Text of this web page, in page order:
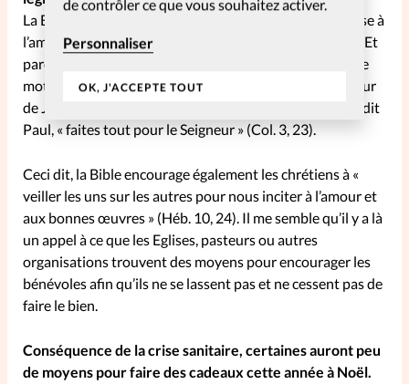
de contrôler ce que vous souhaitez activer.
Personnaliser
OK, J'ACCEPTE TOUT
La Bible présente le service chrétien comme une réponse à
l’amour de Dieu: parce qu’il nous a aimés, nous aimons. Et
parce qu’il nous aime, nous avons la force d’aimer. Notre
motivation dans le service devrait donc être notre amour
de Jésus et notre reconnaissance envers lui. Comme le dit
Paul, « faites tout pour le Seigneur » (Col. 3, 23).
Ceci dit, la Bible encourage également les chrétiens à «
veiller les uns sur les autres pour nous inciter à l’amour et
aux bonnes œuvres » (Héb. 10, 24). Il me semble qu’il y a là
un appel à ce que les Eglises, pasteurs ou autres
organisations trouvent des moyens pour encourager les
bénévoles afin qu’ils ne se lassent pas et ne cessent pas de
faire le bien.
Conséquence de la crise sanitaire, certaines auront peu
de moyens pour faire des cadeaux cette année à Noël.